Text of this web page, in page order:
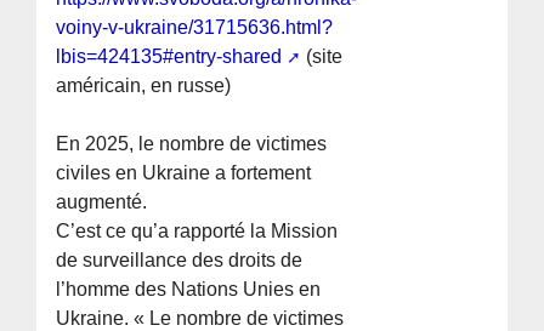
voiny-v-ukraine/31715636.html?
lbis=424135#entry-shared
(site
américain, en russe)
En 2025, le nombre de victimes
civiles en Ukraine a fortement
augmenté.
C’est ce qu’a rapporté la Mission
de surveillance des droits de
l’homme des Nations Unies en
Ukraine. « Le nombre de victimes